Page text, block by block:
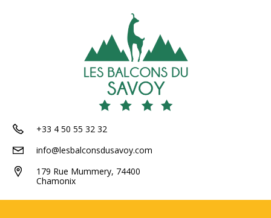
+33 4 50 55 32 32
info@lesbalconsdusavoy.com
179 Rue Mummery, 74400
Chamonix